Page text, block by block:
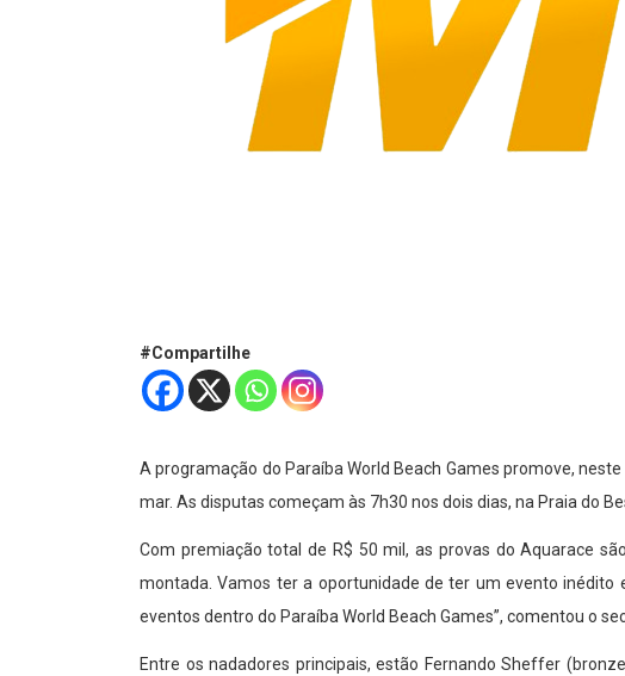
#Compartilhe
A programação do Paraíba World Beach Games promove,
mar. As disputas começam às 7h30 nos dois dias, na Praia do
Com premiação total de R$ 50 mil, as provas do Aquarace
montada. Vamos ter a oportunidade de ter um evento inédito
eventos dentro do Paraíba World Beach Games”, comentou o
Entre os nadadores principais, estão Fernando Sheffer